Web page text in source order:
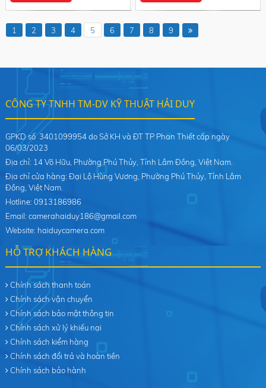
1 2 3 4 5 6 7 8 9
CÔNG TY TNHH TM-DV KỸ THUẬT HẢI DUY
GPKD số 3401099954 do Sở KH và ĐT TP Phan Thiết cấp ngày
06/03/2023
Địa chỉ: 14 Võ Hữu, Phường Phú Thủy, Tỉnh Lâm Đồng, Việt Nam.
Địa chỉ cửa hàng: Đại Lộ Hùng Vương, Phường Phú Thủy, Tỉnh Lâm
Đồng, Việt Nam.
Hotline: 0913186986
Email: camerahaiduy186@gmail.com
Website: haiduycamera.com
HỖ TRỢ KHÁCH HÀNG
Chính sách thanh toán
Chính sách vận chuyển
Chính sách bảo mật thông tin
Chính sách xử lý khiếu nại
Chính sách kiểm hàng
Chính sách đổi trả và hoàn tiền
Chính sách bảo hành